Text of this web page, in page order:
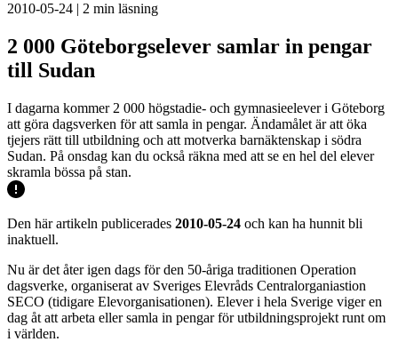
2010-05-24 | 2 min läsning
2 000 Göteborgselever samlar in pengar
till Sudan
I dagarna kommer 2 000 högstadie- och gymnasieelever i Göteborg
att göra dagsverken för att samla in pengar. Ändamålet är att öka
tjejers rätt till utbildning och att motverka barnäktenskap i södra
Sudan. På onsdag kan du också räkna med att se en hel del elever
skramla bössa på stan.
Den här artikeln publicerades 2010-05-24 och kan ha hunnit bli
inaktuell.
Nu är det åter igen dags för den 50-åriga traditionen Operation
dagsverke, organiserat av Sveriges Elevråds Centralorganiastion
SECO (tidigare Elevorganisationen). Elever i hela Sverige viger en
dag åt att arbeta eller samla in pengar för utbildningsprojekt runt om
i världen.